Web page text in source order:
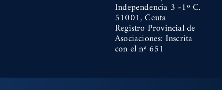
Independencia 3 -1º C.
51001, Ceuta
Registro Provincial de
Asociaciones: Inscrita
con el nª 651